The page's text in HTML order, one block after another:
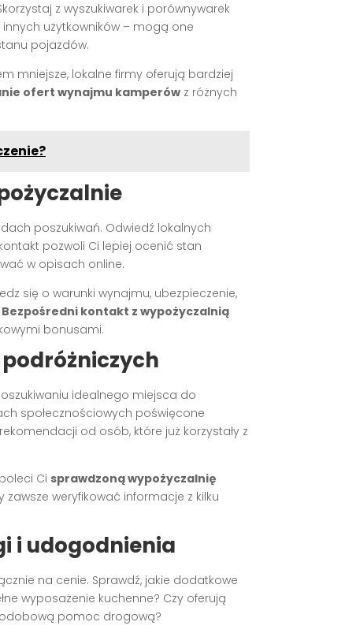
z wyszukiwarek i porównywarek
użytkowników – mogą one
pojazdów.
mniejsze, lokalne firmy oferują bardziej
ofert wynajmu kamperów z różnych
poszukiwań. Odwiedź lokalnych
pozwoli Ci lepiej ocenić stan
w opisach online.
się o warunki wynajmu, ubezpieczenie,
Bezpośredni kontakt z wypożyczalnią
bonusami.
idealnego miejsca do
społecznościowych poświęcone
od osób, które już korzystały z
Ci sprawdzoną wypożyczalnię
zawsze weryfikować informacje z kilku
i udogodnienia
na cenie. Sprawdź, jakie dodatkowe
wyposażenie kuchenne? Czy oferują
pomoc drogową?